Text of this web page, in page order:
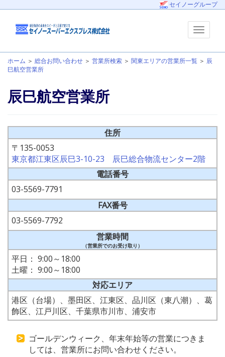
セイノーグループ
ホーム ＞ 総合お問い合わせ ＞ 営業所検索 ＞ 関東エリアの営業所一覧 ＞ 辰
巳航空営業所
辰巳航空営業所
住所
〒135-0053
東京都江東区辰巳3-10-23 辰巳総合物流センター2階
電話番号
03-5569-7791
FAX番号
03-5569-7792
営業時間
（営業所でのお受け取り）
平日： 9:00～18:00
土曜： 9:00～18:00
対応エリア
港区（台場）、墨田区、江東区、品川区（東八潮）、葛
飾区、江戸川区、千葉県市川市、浦安市
ゴールデンウィーク、年末年始等の営業につきま
しては、営業所にお問い合わせください。